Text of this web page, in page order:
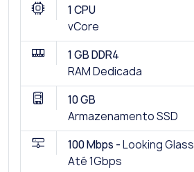
1 CPU
vCore
1 GB DDR4
RAM Dedicada
10 GB
Armazenamento SSD
100 Mbps -Looking Glass
Até 1Gbps